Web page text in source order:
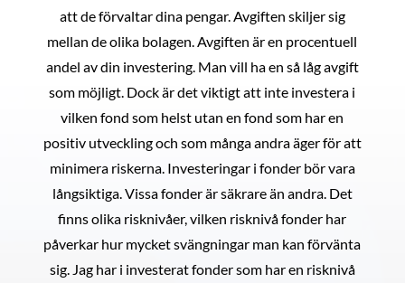
att de förvaltar dina pengar. Avgiften skiljer sig
mellan de olika bolagen. Avgiften är en procentuell
andel av din investering. Man vill ha en så låg avgift
som möjligt. Dock är det viktigt att inte investera i
vilken fond som helst utan en fond som har en
positiv utveckling och som många andra äger för att
minimera riskerna. Investeringar i fonder bör vara
långsiktiga. Vissa fonder är säkrare än andra. Det
finns olika risknivåer, vilken risknivå fonder har
påverkar hur mycket svängningar man kan förvänta
sig. Jag har i investerat fonder som har en risknivå